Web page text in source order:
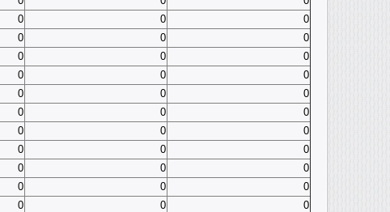
0 0
0
0 0
0
0 0
0
0 0
0
0 0
0
0 0
0
0 0
0
0 0
0
0 0
0
0 0
0
0 0
0